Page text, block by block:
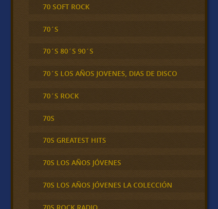
70 SOFT ROCK
70´S
70´S 80´S 90´S
70´S LOS AÑOS JOVENES, DIAS DE DISCO
70´S ROCK
70S
70S GREATEST HITS
70S LOS AÑOS JÓVENES
70S LOS AÑOS JÓVENES LA COLECCIÓN
70S ROCK RADIO